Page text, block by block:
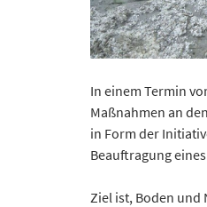
In einem Termin
Maßnahmen an
in Form der
Beauftragung
Ziel ist, Boden und